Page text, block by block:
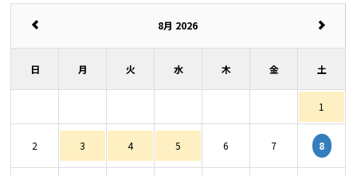
8月 2026
日 月 火 水 木 金 土
1
2 3 4 5 6 7 8